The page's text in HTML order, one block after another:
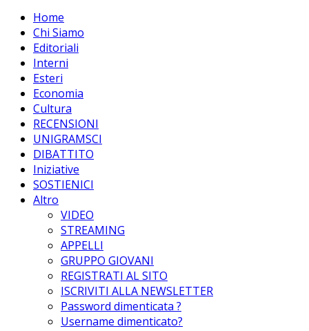
Home
Chi Siamo
Editoriali
Interni
Esteri
Economia
Cultura
RECENSIONI
UNIGRAMSCI
DIBATTITO
Iniziative
SOSTIENICI
Altro
VIDEO
STREAMING
APPELLI
GRUPPO GIOVANI
REGISTRATI AL SITO
ISCRIVITI ALLA NEWSLETTER
Password dimenticata ?
Username dimenticato?